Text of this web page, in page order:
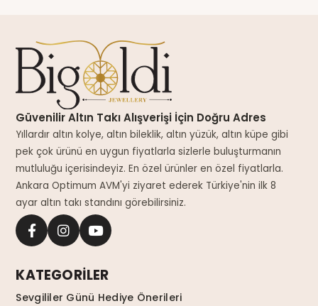
Güvenilir Altın Takı Alışverişi İçin Doğru Adres
Yıllardır altın kolye, altın bileklik, altın yüzük, altın küpe gibi
pek çok ürünü en uygun fiyatlarla sizlerle buluşturmanın
mutluluğu içerisindeyiz. En özel ürünler en özel fiyatlarla.
Ankara Optimum AVM'yi ziyaret ederek Türkiye'nin ilk 8
ayar altın takı standını görebilirsiniz.
KATEGORİLER
Sevgililer Günü Hediye Önerileri